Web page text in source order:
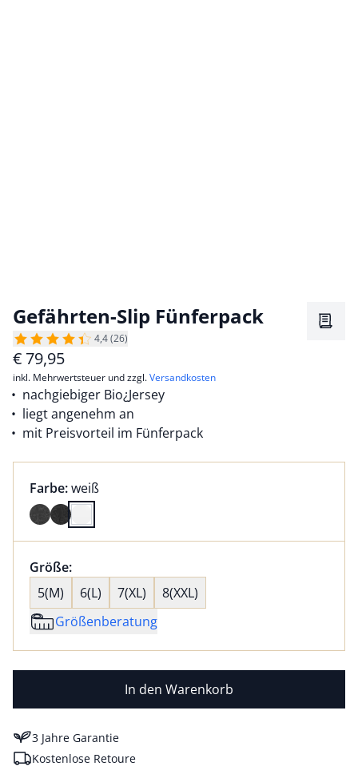
Gefährten-Slip Fünferpack
4,4 (26)
€ 79,95
inkl. Mehrwertsteuer und zzgl.Versandkosten
nachgiebiger Bio¿Jersey
liegt angenehm an
mit Preisvorteil im Fünferpack
Farbauswahl:
Farbe:aktuell ausgewählt:
weiß
Farbe weiß ausgewählt
Größenauswahl:
Größe:nichts ausgewählt
5(M)
6(L) 7(XL)
8(XXL)
Größenberatung
In den Warenkorb
3 Jahre Garantie
Kostenlose Retoure